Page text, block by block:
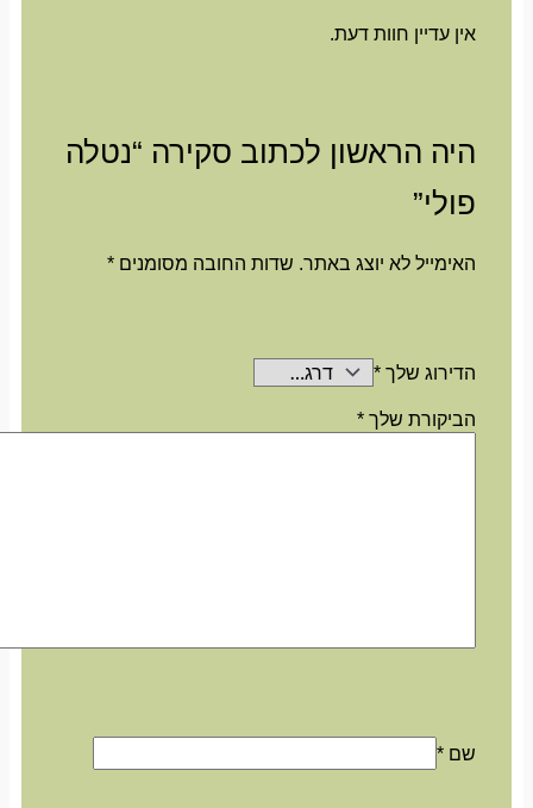
אין עדיין חוות דעת.
היה הראשון לכתוב סקירה “נטלה
פולי”
האימייל לא יוצג באתר. שדות החובה מסומנים*
הדירוג שלך*
הביקורת שלך*
שם*